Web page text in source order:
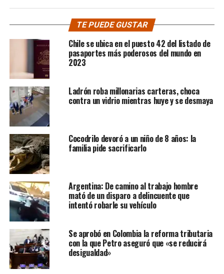
TE PUEDE GUSTAR
Chile se ubica en el puesto 42 del listado de
pasaportes más poderosos del mundo en
2023
Ladrón roba millonarias carteras, choca
contra un vidrio mientras huye y se desmaya
Cocodrilo devoró a un niño de 8 años: la
familia pide sacrificarlo
Argentina: De camino al trabajo hombre
mató de un disparo a delincuente que
intentó robarle su vehículo
Se aprobó en Colombia la reforma tributaria
con la que Petro aseguró que «se reducirá
desigualdad»